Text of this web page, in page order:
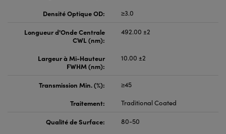
Densité Optique OD:
≥3.0
Longueur d'Onde Centrale
CWL (nm):
492.00 ±2
Largeur à Mi-Hauteur
FWHM (nm):
10.00 ±2
Transmission Min. (%):
≥45
Traitement:
Traditional Coated
Qualité de Surface:
80-50